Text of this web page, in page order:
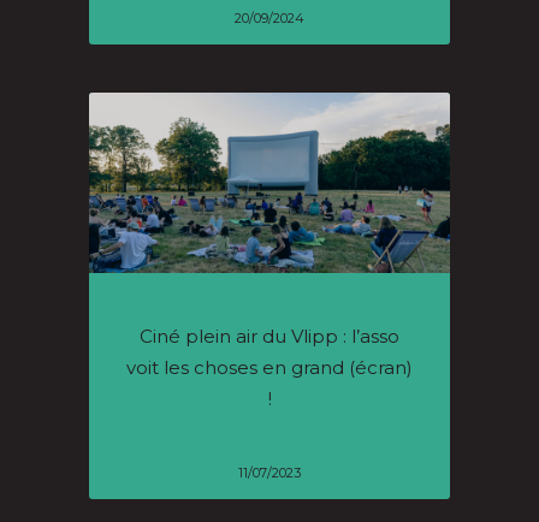
20/09/2024
Ciné plein air du Vlipp : l’asso
voit les choses en grand (écran)
!
11/07/2023